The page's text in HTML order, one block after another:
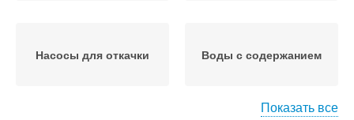
Насосы для откачки Воды с содержанием
Показать все